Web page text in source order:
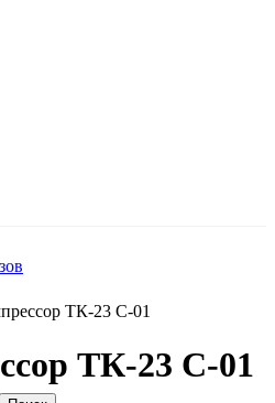
ТК-23 С-01
ТК-23 С-01